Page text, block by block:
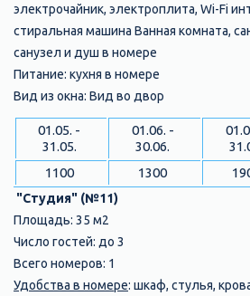
электрочайник, электроплита, Wi-Fi
стиральная машина Ванная комната,
санузел и душ в номере
Питание: кухня в номере
Вид из окна: Вид во двор
01.05. -
31.05.
01.06. -
30.06.
1100
1300
"Студия" (№11)
Площадь: 35 м2
Число гостей: до 3
Всего номеров: 1
Удобства в номере: шкаф, стулья,